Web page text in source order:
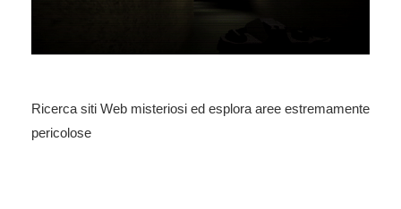
Ricerca siti Web misteriosi ed esplora aree estremamente
pericolose